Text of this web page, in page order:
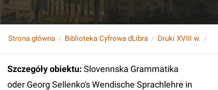
Strona główna Biblioteka Cyfrowa dLibra Druki XVIII w.
Szczegóły obiektu: Slovennska Grammatika
oder Georg Sellenko's Wendische Sprachlehre in